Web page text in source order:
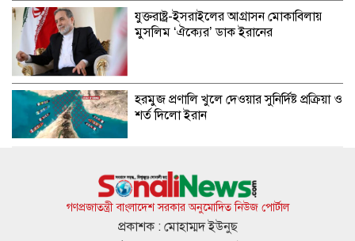
যুক্তরাষ্ট্র-ইসরাইলের আগ্রাসন মোকাবিলায়
মুসলিম ‘ঐক্যের’ ডাক ইরানের
হরমুজ প্রণালি খুলে দেওয়ার সুনির্দিষ্ট প্রক্রিয়া ও
শর্ত দিলো ইরান
কওমি শিক্ষার্থীদের বাদ দিয়ে দেশের উন্নয়ন
সম্ভব নয়: ড. আহমদ আবদুল কাদের
গণপ্রজাতন্ত্রী বাংলাদেশ সরকার অনুমোদিত নিউজ পোর্টাল
প্রকাশক : মোহাম্মদ ইউনুছ